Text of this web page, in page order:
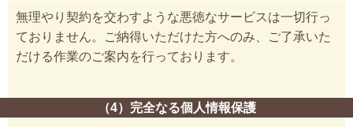
無理やり契約を交わすような悪徳なサービスは一切行っ
ておりません。ご納得いただけた方へのみ、ご了承いた
だける作業のご案内を行っております。
（4）完全なる個人情報保護